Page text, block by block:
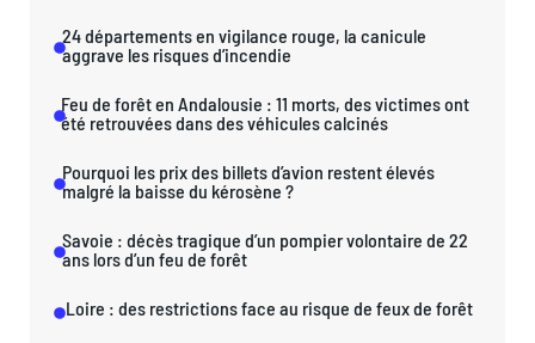
24 départements en vigilance rouge, la canicule
aggrave les risques d’incendie
Feu de forêt en Andalousie : 11 morts, des victimes ont
été retrouvées dans des véhicules calcinés
Pourquoi les prix des billets d’avion restent élevés
malgré la baisse du kérosène ?
Savoie : décès tragique d’un pompier volontaire de 22
ans lors d’un feu de forêt
Loire : des restrictions face au risque de feux de forêt